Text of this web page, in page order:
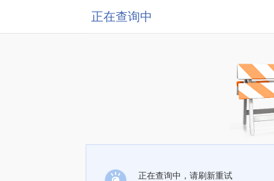
正在查询中
正在查询中，请刷新重试